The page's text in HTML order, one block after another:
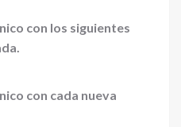
con los siguientes
con cada nueva